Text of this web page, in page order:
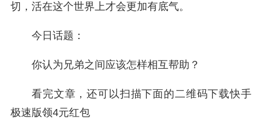
切，活在这个世界上才会更加有底气。
今日话题：
你认为兄弟之间应该怎样相互帮助？
看完文章，还可以扫描下面的二维码下载快手
极速版领4元红包